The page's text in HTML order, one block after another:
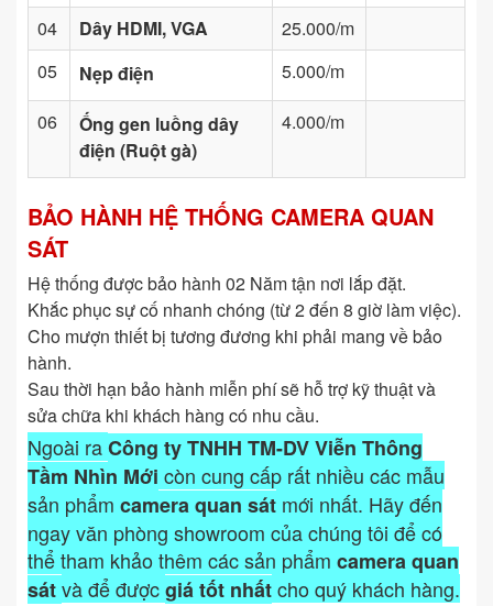
04
Dây HDMI, VGA
25.000/m
05
Nẹp điện
5.000/m
06
Ống gen luồng dây
điện (Ruột gà)
4.000/m
BẢO HÀNH HỆ THỐNG CAMERA QUAN
SÁT
Hệ thống được bảo hành 02 Năm tận nơi lắp đặt.
Khắc phục sự cố nhanh chóng (từ 2 đến 8 giờ làm việc).
Cho mượn thiết bị tương đương khi phải mang về bảo
hành.
Sau thời hạn bảo hành miễn phí sẽ hỗ trợ kỹ thuật và
sửa chữa khi khách hàng có nhu cầu.
Ngoài raCông ty TNHH TM-DV Viễn Thông
Tầm Nhìn Mới còn cung cấp rất nhiều các mẫu
sản phẩm camera quan sát mới nhất. Hãy đến
ngay văn phòng showroom của chúng tôi để có
thể tham khảo thêm các sản phẩm camera quan
sátvà để đượcgiá tốt nhấtcho quý khách hàng.